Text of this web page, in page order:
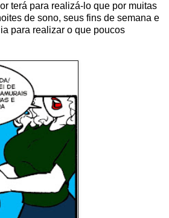
terá para realizá-lo que por muitas
de sono, seus fins de semana e
para realizar o que poucos